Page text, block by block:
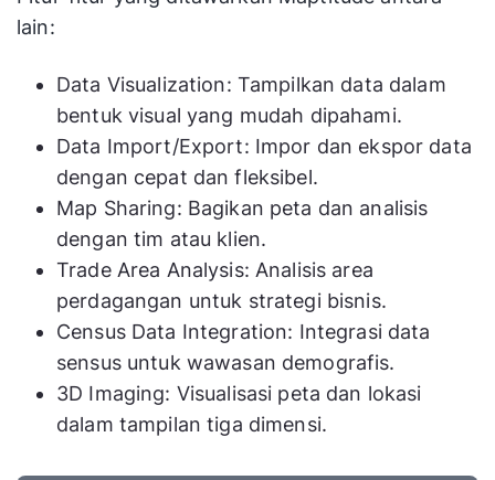
lain:
Data Visualization: Tampilkan data dalam
bentuk visual yang mudah dipahami.
Data Import/Export: Impor dan ekspor data
dengan cepat dan fleksibel.
Map Sharing: Bagikan peta dan analisis
dengan tim atau klien.
Trade Area Analysis: Analisis area
perdagangan untuk strategi bisnis.
Census Data Integration: Integrasi data
sensus untuk wawasan demografis.
3D Imaging: Visualisasi peta dan lokasi
dalam tampilan tiga dimensi.